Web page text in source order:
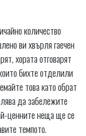
количество
ви хвърля гаечен
хората отговарят
бихте отделили
това като обрат
да забележите
ценните неща ще се
темпото.